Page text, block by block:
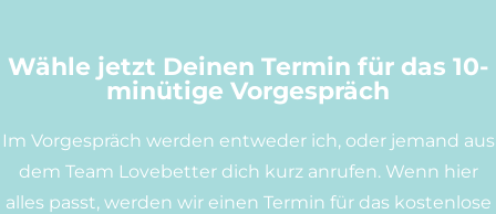
Wähle jetzt Deinen Termin für das 10-
minütige Vorgespräch
Im Vorgespräch werden entweder ich, oder jemand aus
dem Team Lovebetter dich kurz anrufen. Wenn hier
alles passt, werden wir einen Termin für das kostenlose